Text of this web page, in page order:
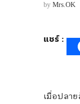
by Mrs.OK
แชร์ :
เมื่อปลา